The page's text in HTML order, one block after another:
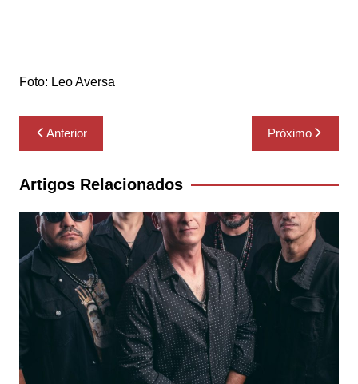
Foto: Leo Aversa
Navegação
de
Post
Anterior Próximo
Artigos Relacionados